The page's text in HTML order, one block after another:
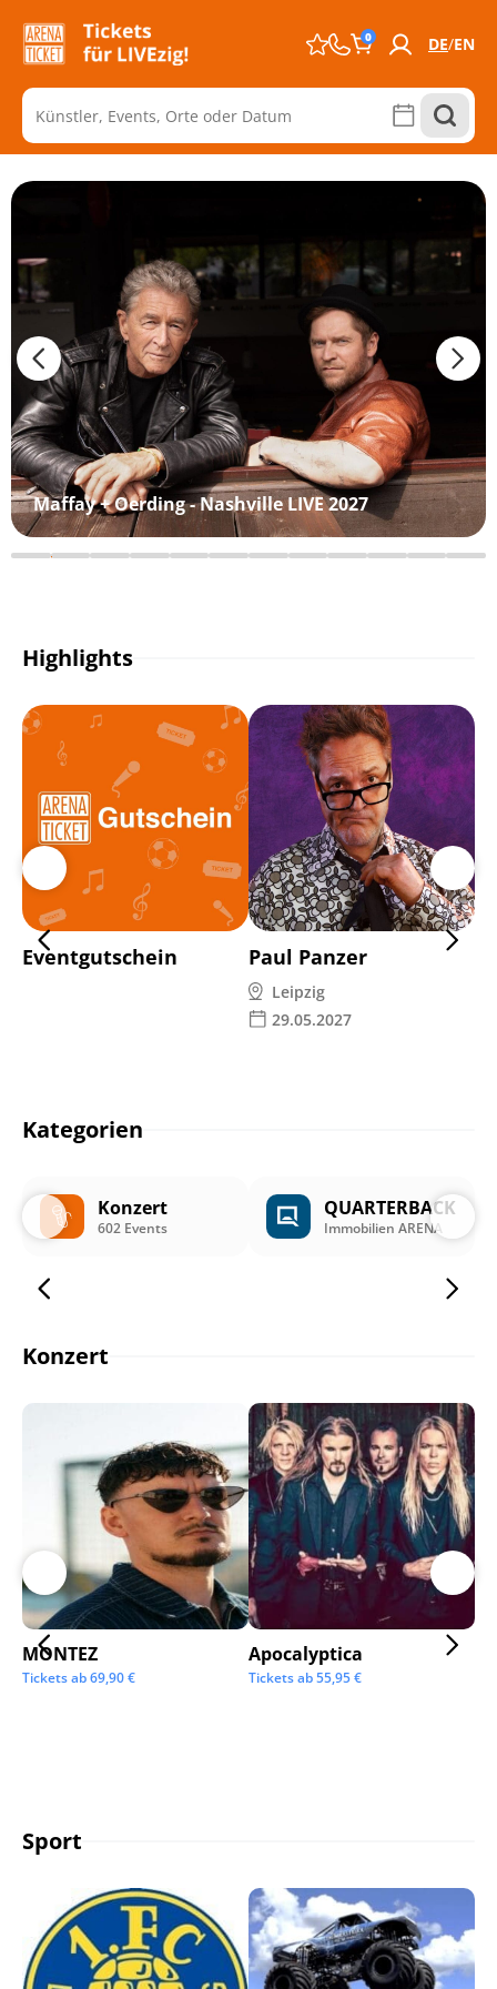
0 DE EN
Maffay + Oerding - Nashville LIVE 2027
Highlights
Eventgutschein Paul Panzer
Leipzig
29.05.2027
Kategorien
Konzert
602 Events
QUARTERBACK
Immobilien ARENA
Konzert
MONTEZ
Tickets ab69,90€
Apocalyptica
Tickets ab55,95€
Sport